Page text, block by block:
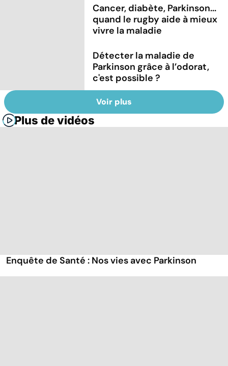
Cancer, diabète, Parkinson...
quand le rugby aide à mieux
vivre la maladie
Détecter la maladie de
Parkinson grâce à l’odorat,
c'est possible ?
Voir plus
Plus de vidéos
Enquête de Santé : Nos vies avec Parkinson